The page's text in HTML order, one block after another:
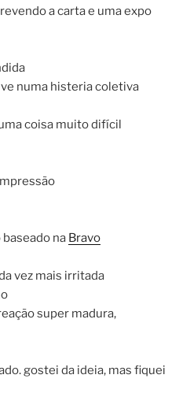
a carta e uma expo
numa histeria coletiva
coisa muito difícil
na Bravo
vez mais irritada
super madura,
gostei da ideia, mas fiquei